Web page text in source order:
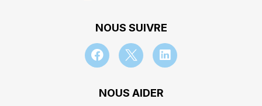
NOUS SUIVRE
NOUS AIDER